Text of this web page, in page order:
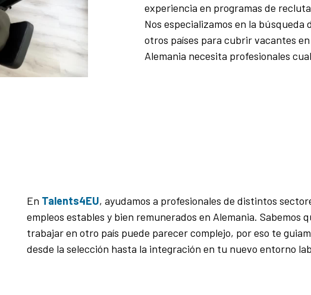
experiencia en programas de
Nos especializamos en la búsqueda
otros países para cubrir vacantes
Alemania necesita profesionales
En Talents4EU, ayudamos a profesionales de distintos
empleos estables y bien remunerados en Alemania. Sabemos
trabajar en otro país puede parecer complejo, por eso te
desde la selección hasta la integración en tu nuevo entorno